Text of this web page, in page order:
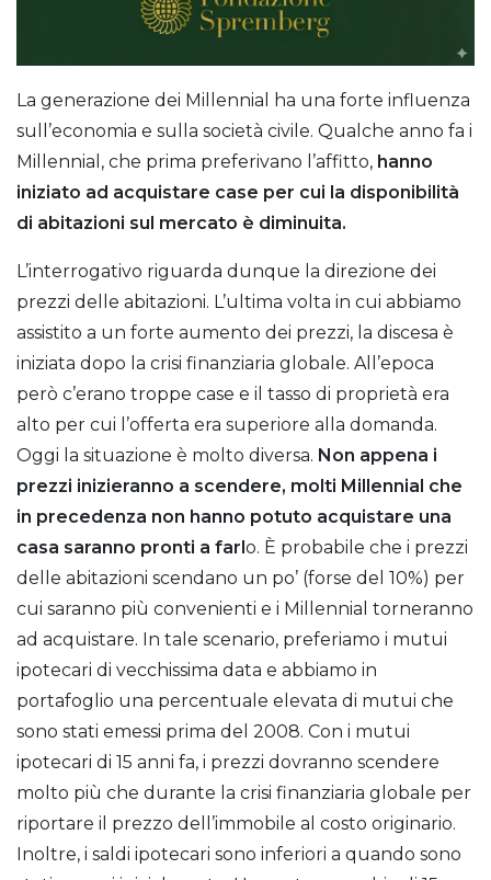
La generazione dei Millennial ha una forte influenza
sull’economia e sulla società civile. Qualche anno fa i
Millennial, che prima preferivano l’affitto, hanno
iniziato ad acquistare case per cui la disponibilità
di abitazioni sul mercato è diminuita.
L’interrogativo riguarda dunque la direzione dei
prezzi delle abitazioni. L’ultima volta in cui abbiamo
assistito a un forte aumento dei prezzi, la discesa è
iniziata dopo la crisi finanziaria globale. All’epoca
però c’erano troppe case e il tasso di proprietà era
alto per cui l’offerta era superiore alla domanda.
Oggi la situazione è molto diversa. Non appena i
prezzi inizieranno a scendere, molti Millennial che
in precedenza non hanno potuto acquistare una
casa saranno pronti a farlo. È probabile che i prezzi
delle abitazioni scendano un po’ (forse del 10%) per
cui saranno più convenienti e i Millennial torneranno
ad acquistare. In tale scenario, preferiamo i mutui
ipotecari di vecchissima data e abbiamo in
portafoglio una percentuale elevata di mutui che
sono stati emessi prima del 2008. Con i mutui
ipotecari di 15 anni fa, i prezzi dovranno scendere
molto più che durante la crisi finanziaria globale per
riportare il prezzo dell’immobile al costo originario.
Inoltre, i saldi ipotecari sono inferiori a quando sono